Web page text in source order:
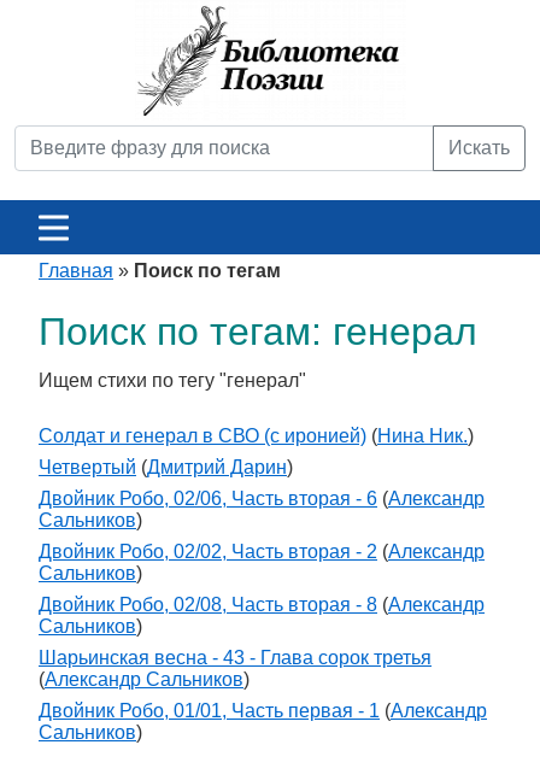
Искать
Главная » Поиск по тегам
Поиск по тегам: генерал
Ищем стихи по тегу "генерал"
Солдат и генерал в СВО (с иронией) (Нина Ник.)
Четвертый (Дмитрий Дарин)
Двойник Робо, 02/06, Часть вторая - 6 (Александр
Сальников)
Двойник Робо, 02/02, Часть вторая - 2 (Александр
Сальников)
Двойник Робо, 02/08, Часть вторая - 8 (Александр
Сальников)
Шарьинская весна - 43 - Глава сорок третья
(Александр Сальников)
Двойник Робо, 01/01, Часть первая - 1 (Александр
Сальников)